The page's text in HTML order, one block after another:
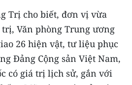
Trị cho biết, đơn vị vừa
trị, Văn phòng Trung ương
26 hiện vật, tư liệu phục
Đảng Cộng sản Việt Nam,
có giá trị lịch sử, gắn với